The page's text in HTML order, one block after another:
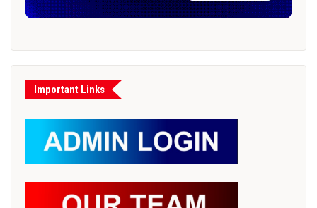
Important Links